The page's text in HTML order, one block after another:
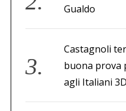
Gualdo
Castagnoli
buona prova
agli Italiani 3D